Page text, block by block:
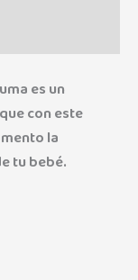
es un
con este
la
tu bebé.